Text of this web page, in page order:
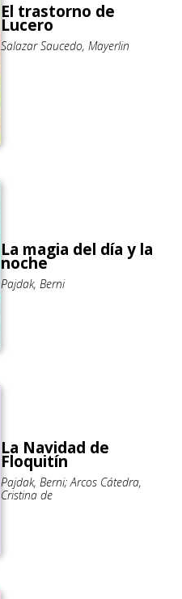
El trastorno de
Lucero
Salazar Saucedo, Mayerlin
La magia del día y la
noche
Pajdak, Berni
La Navidad de
Floquitín
Pajdak, Berni; Arcos Cátedra,
Cristina de